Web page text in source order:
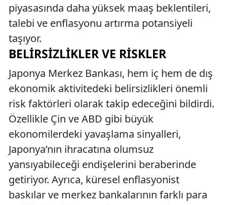
piyasasında daha yüksek maaş beklentileri,
talebi ve enflasyonu artırma potansiyeli
taşıyor.
BELIRSIZLIKLER VE RISKLER
Japonya Merkez Bankası, hem iç hem de dış
ekonomik aktivitedeki belirsizlikleri önemli
risk faktörleri olarak takip edeceğini bildirdi.
Özellikle Çin ve ABD gibi büyük
ekonomilerdeki yavaşlama sinyalleri,
Japonya’nın ihracatına olumsuz
yansıyabileceği endişelerini beraberinde
getiriyor. Ayrıca, küresel enflasyonist
baskılar ve merkez bankalarının farklı para